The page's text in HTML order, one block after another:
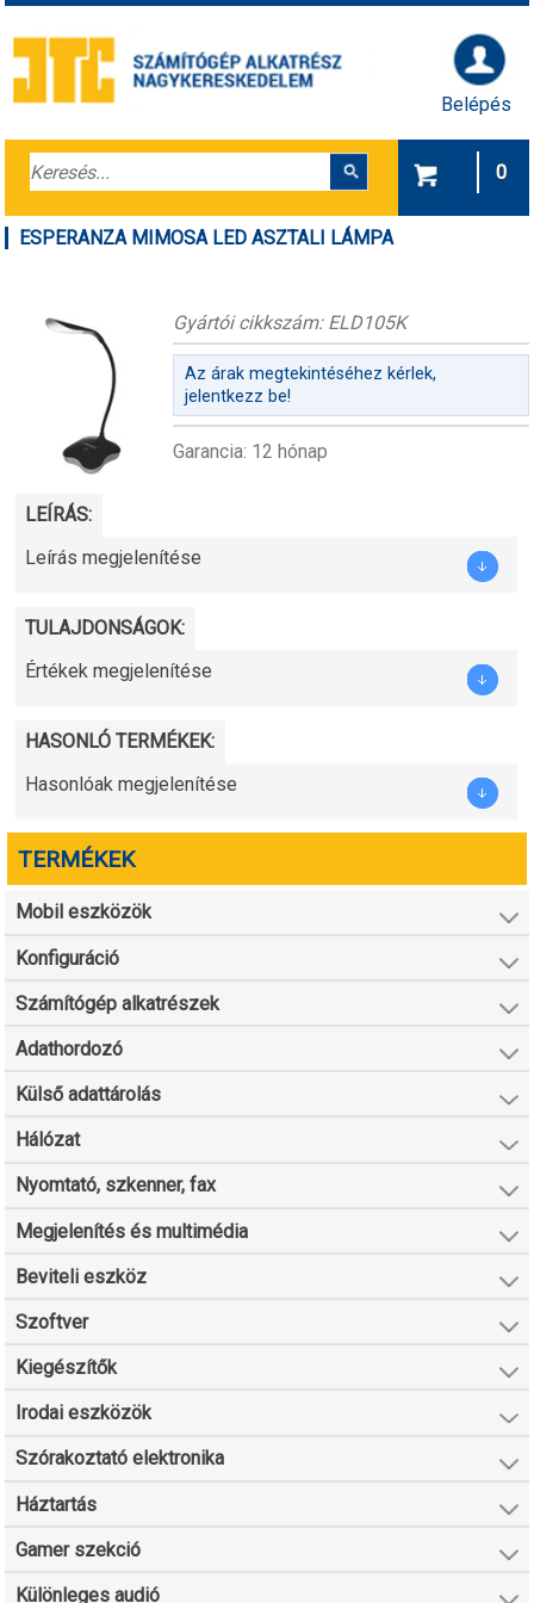
Belépés
0
ESPERANZA MIMOSA LED ASZTALI LÁMPA
Gyártói cikkszám: ELD105K
Az árak megtekintéséhez kérlek,
jelentkezz be!
Garancia: 12 hónap
LEÍRÁS:
Leírás megjelenítése
TULAJDONSÁGOK:
Értékek megjelenítése
HASONLÓ TERMÉKEK:
Hasonlóak megjelenítése
TERMÉKEK
Mobil eszközök
Konfiguráció
Számítógép alkatrészek
Adathordozó
Külső adattárolás
Hálózat
Nyomtató, szkenner, fax
Megjelenítés és multimédia
Beviteli eszköz
Szoftver
Kiegészítők
Irodai eszközök
Szórakoztató elektronika
Háztartás
Gamer szekció
Különleges audió